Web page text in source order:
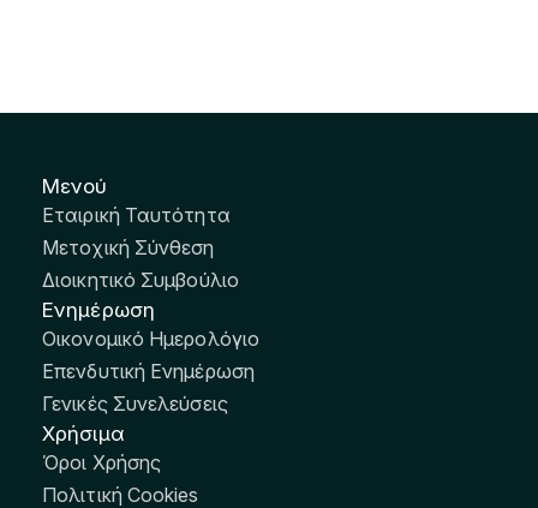
Μενού
Εταιρική Ταυτότητα
Μετοχική Σύνθεση
Διοικητικό Συμβούλιο
Ενημέρωση
Οικονομικό Ημερολόγιο
Επενδυτική Ενημέρωση
Γενικές Συνελεύσεις
Χρήσιμα
Όροι Χρήσης
Πολιτική Cookies